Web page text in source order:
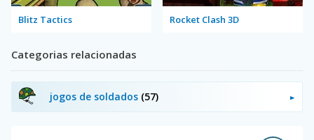
Blitz Tactics Rocket Clash 3D
Categorias relacionadas
jogos de soldados (57)